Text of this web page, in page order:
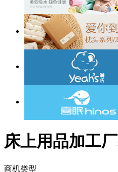
床上用品加工
商机类型